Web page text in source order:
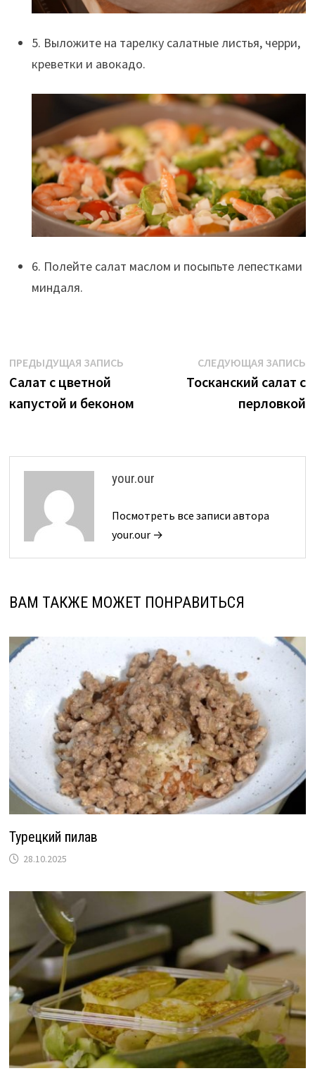
5. Выложите на тарелку салатные листья, черри,
креветки и авокадо.
6. Полейте салат маслом и посыпьте лепестками
миндаля.
Навигация
по
записям
ПРЕДЫДУЩАЯ ЗАПИСЬПредыдущая
Салат с цветной
капустой и беконом
СЛЕДУЮЩАЯ ЗАПИСЬ
Тосканский салат с
перловкой
your.our
Посмотреть все записи автора
your.our →
ВАМ ТАКЖЕ МОЖЕТ ПОНРАВИТЬСЯ
Турецкий пилав
28.10.2025